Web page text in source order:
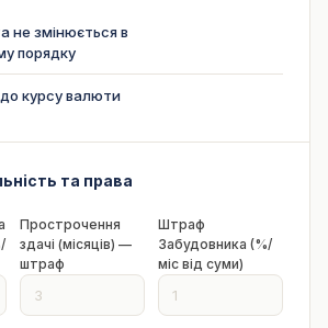
не змінюється в
порядку
курсу валюти
та права
Прострочення
здачі (місяців) —
штраф
Штраф
Забудовника (%/
міс від суми)